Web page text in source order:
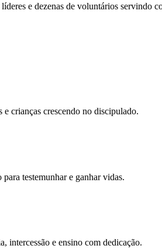
e dezenas de voluntários servindo
crianças crescendo no discipulado.
testemunhar e ganhar vidas.
intercessão e ensino com dedicação.